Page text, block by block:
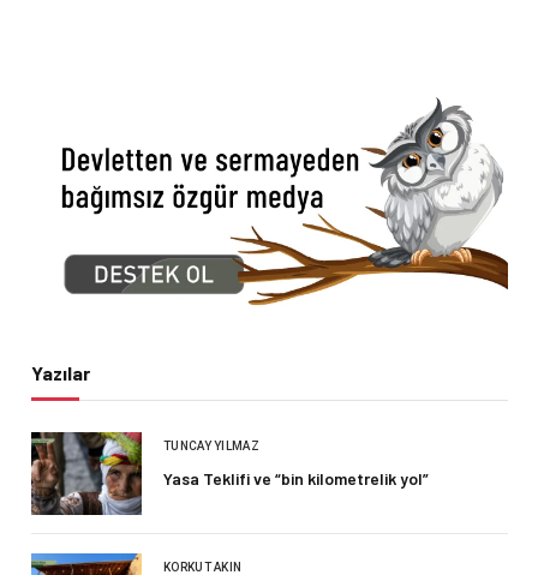
Yazılar
TUNCAY YILMAZ
Yasa Teklifi ve “bin kilometrelik yol”
KORKUT AKIN